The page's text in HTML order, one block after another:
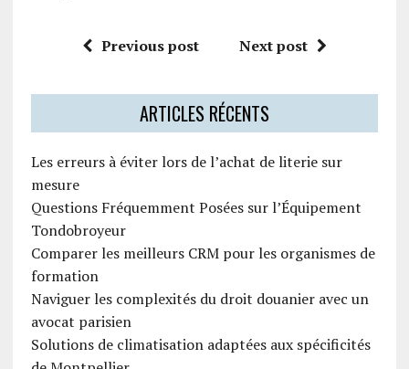
Previous post Next post
ARTICLES RÉCENTS
Les erreurs à éviter lors de l’achat de literie sur
mesure
Questions Fréquemment Posées sur l’Équipement
Tondobroyeur
Comparer les meilleurs CRM pour les organismes de
formation
Naviguer les complexités du droit douanier avec un
avocat parisien
Solutions de climatisation adaptées aux spécificités